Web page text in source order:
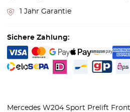
1 Jahr Garantie
Sichere Zahlung:
Mercedes W204 Sport Prelift